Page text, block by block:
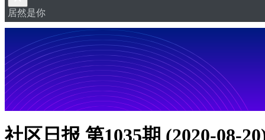
居然是你
社区日报 第1035期 (2020-08-